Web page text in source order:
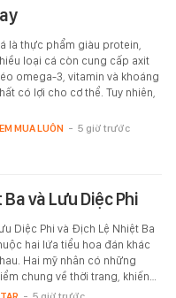
là thực phẩm giàu protein,
loại cá còn cung cấp axit
omega-3, vitamin và khoáng
có lợi cho cơ thể. Tuy nhiên,
MUA LUÔN - 5 giờ trước
và Lưu Diệc Phi
Diệc Phi và Địch Lệ Nhiệt Ba
hai lứa tiểu hoa đán khác
Hai mỹ nhân có những
chung về thời trang, khiến…